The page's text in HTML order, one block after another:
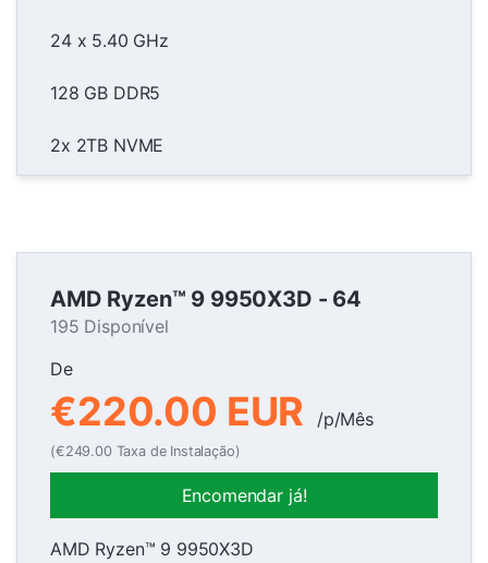
24 x 5.40 GHz
128 GB DDR5
2x 2TB NVME
AMD Ryzen™ 9 9950X3D - 64
195 Disponível
De
€220.00 EUR /p/Mês
(€249.00 Taxa de Instalação)
Encomendar já!
AMD Ryzen™ 9 9950X3D